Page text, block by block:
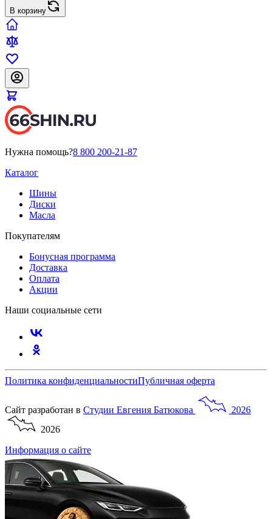
В корзину
Нужна помощь?8 800 200-21-87
Каталог
Шины
Диски
Масла
Покупателям
Бонусная программа
Доставка
Оплата
Акции
Наши социальные сети
Политика конфиденциальностиПубличная оферта
Сайт разработан в Студии Евгения Батюкова
2026
2026
Информация о сайте